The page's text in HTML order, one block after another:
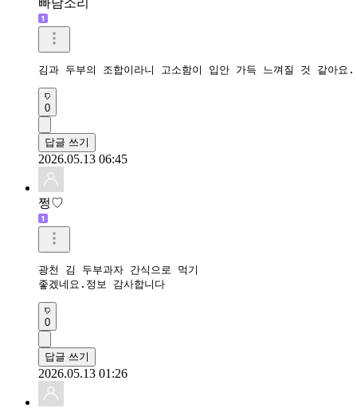
김과 두부의 조합이라니 고소함이 입안 가득 느껴질 것 같아
0
답글 쓰기
2026.05.13 06:45
쩡♡
광천 김 두부과자 간식으로 먹기
좋겠네요.정보 감사합니다
0
답글 쓰기
2026.05.13 01:26